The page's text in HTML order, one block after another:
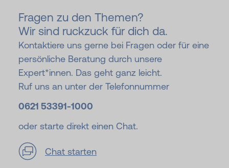
Fragen zu den Themen?
Wir sind ruckzuck für dich da.
Kontaktiere uns gerne bei Fragen oder für eine
persönliche Beratung durch unsere
Expert*innen. Das geht ganz leicht.
Ruf uns an unter der Telefonnummer
0621 53391-1000
oder starte direkt einen Chat.
Chat starten